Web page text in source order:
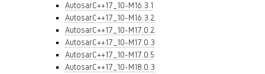
AutosarC++17_10-M16.3.1
AutosarC++17_10-M16.3.2
AutosarC++17_10-M17.0.2
AutosarC++17_10-M17.0.3
AutosarC++17_10-M17.0.5
AutosarC++17_10-M18.0.3